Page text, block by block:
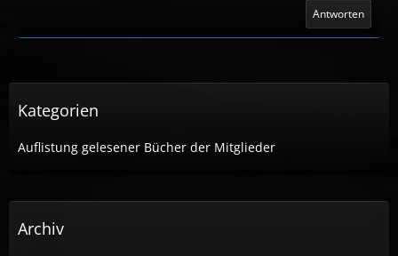
Antworten
Kategorien
Auflistung gelesener Bücher der Mitglieder
Archiv